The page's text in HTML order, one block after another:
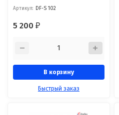
Артикул: DF-S 102
5 200₽
В корзину
Быстрый заказ